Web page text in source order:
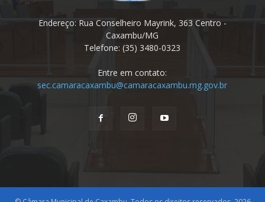
Endereço: Rua Conselheiro Mayrink, 363 Centro -
Caxambu/MG
Telefone: (35) 3480-0323
Entre em contato:
sec.camaracaxambu@camaracaxambu.mg.gov.br